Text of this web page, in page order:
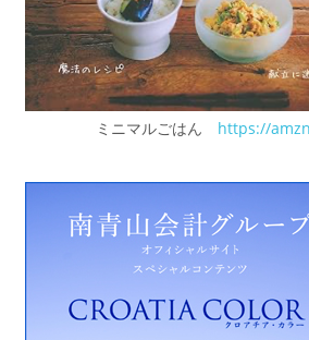
ミニマルごはん https://